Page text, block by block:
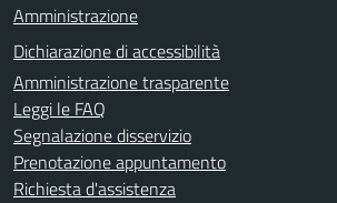
Amministrazione
Dichiarazione di accessibilità
Amministrazione trasparente
Leggi le FAQ
Segnalazione disservizio
Prenotazione appuntamento
Richiesta d'assistenza